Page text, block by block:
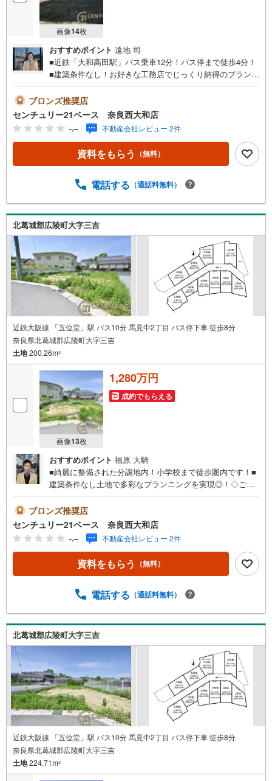
画像14枚
おすすめポイント 遠地 司
■近鉄「大和高田駅」バス乗車12分！バス停まで徒歩4分！
■建築条件なし！お好きな工務店でじっくり納得のプランニ
仕事終わりのお時間でもご見学可！・今から見たい！とい
うお声にもご対応できます！◇住宅ローンもお任せくださ
い！◇・提携銀行多数あり（地方銀行・都市銀行・信用金
庫etc）・優遇後適用金利 0.875％～（審査内容により異な
ります）--- ◇◇ Yahoo！不動産キャンペーン対象店舗 ◇◇
----当店で物件を成約いただくとPayPayボーナスライトが
象になります。「資料をもらう」「見学予約をする」から
のうえお問い合わせください。-----------------------------
ブロンズ推奨店
センチュリー21ベース 奈良西大和店
-.-- 不動産会社レビュー 2件
資料をもらう （無料）
電話する （通話料無料）
北葛城郡広陵町大字三吉
近鉄大阪線 「五位堂」駅 バス10分 馬見中2丁目 バス停下車 徒歩8分
奈良県北葛城郡広陵町大字三吉
土地200.26m2
画像13枚
1,280万円
成約でもらえる
おすすめポイント 福原 大騎
■綺麗に整備された分譲地内！小学校まで徒歩圏内です！■
建築条件なし土地で多彩なプランニングを実現◎！◇ご案
お時間でもご見学可！・今から見たい！というお声にもご
対応できます！◇住宅ローンもお任せください！◇・提携
銀行多数あり（地方銀行・都市銀行・信用金庫etc）・優遇
後適用金利 0.875％～（審査内容により異なります）--- ◇
◇ Yahoo！不動産キャンペーン対象店舗 ◇◇ ----当店で物
件を成約いただくとPayPayボーナスライトがもらえる【Y
す。「資料をもらう」「見学予約をする」からエントリー
い合わせください。-----------------------------
ブロンズ推奨店
センチュリー21ベース 奈良西大和店
-.-- 不動産会社レビュー 2件
資料をもらう （無料）
電話する （通話料無料）
北葛城郡広陵町大字三吉
近鉄大阪線 「五位堂」駅 バス10分 馬見中2丁目 バス停下車 徒歩8分
奈良県北葛城郡広陵町大字三吉
土地224.71m2